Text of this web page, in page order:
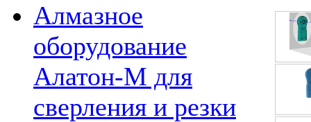
Алмазное
оборудование
Алатон-М для
сверления и резки